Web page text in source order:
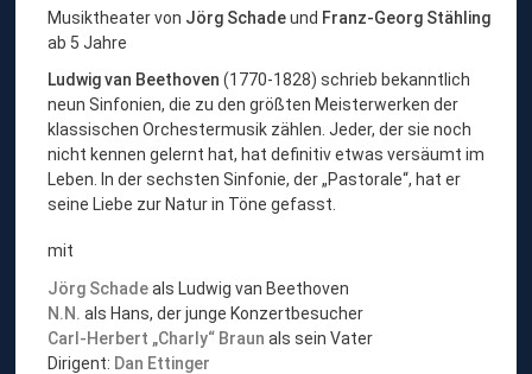
Musiktheater von Jörg Schadeund Franz-Georg Stähling
ab 5 Jahre
Ludwig van Beethoven (1770-1828) schrieb bekanntlich
neun Sinfonien, die zu den größten Meisterwerken der
klassischen Orchestermusik zählen. Jeder, der sie noch
nicht kennen gelernt hat, hat definitiv etwas versäumt im
Leben. In der sechsten Sinfonie, der „Pastorale“, hat er
seine Liebe zur Natur in Töne gefasst.
mit
Jörg Schadeals Ludwig van Beethoven
N.N. als Hans, der junge Konzertbesucher
Carl-Herbert „Charly“ Braun als sein Vater
Dirigent: Dan Ettinger